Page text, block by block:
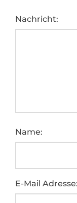
Nachricht:
Name:
E-Mail Adresse: